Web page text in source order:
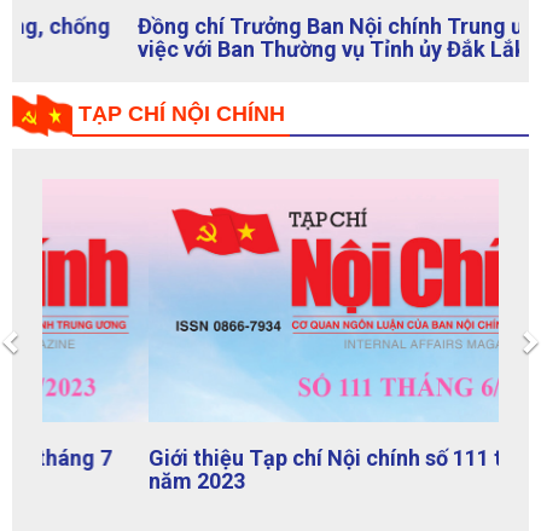
Đồng chí Trưởng Ban Nội chính Trung ương làm
việc với Ban Thường vụ Tỉnh ủy Đắk Lắk